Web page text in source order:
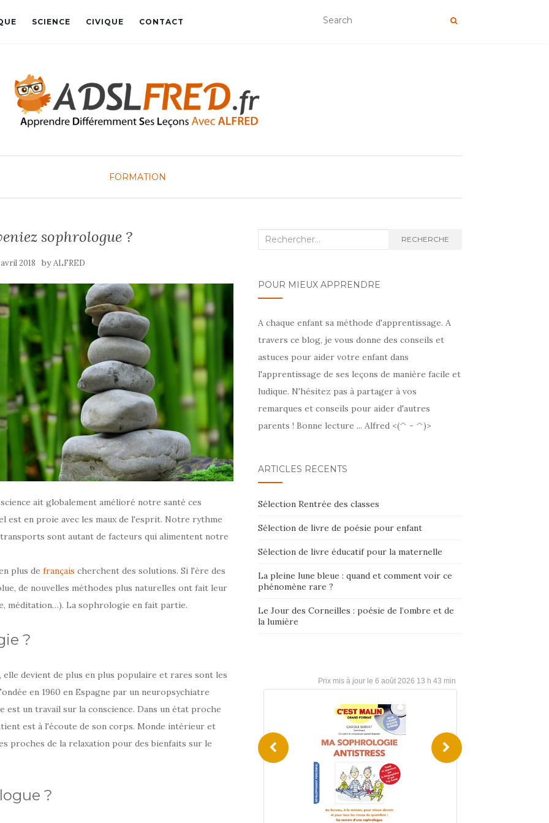
SCIENCE CIVIQUE CONTACT
FORMATION
sophrologue ?
2018 byALFRED
ait globalement amélioré notre santé ces
est en proie avec les maux de l'esprit. Notre rythme
sont autant de facteurs qui alimentent notre
plus de français cherchent des solutions. Si l'ère des
de nouvelles méthodes plus naturelles ont fait leur
méditation…). La sophrologie en fait partie.
?
devient de plus en plus populaire et rares sont les
en 1960 en Espagne par un neuropsychiatre
un travail sur la conscience. Dans un état proche
est à l'écoute de son corps. Monde intérieur et
proches de la relaxation pour des bienfaits sur le
?
Recherche
RECHERCHE
POUR MIEUX APPRENDRE
A chaque enfant sa méthode d'apprentissage. A
travers ce blog, je vous donne des conseils et
astuces pour aider votre enfant dans
l'apprentissage de ses leçons de manière facile et
ludique. N'hésitez pas à partager à vos
remarques et conseils pour aider d'autres
parents ! Bonne lecture ... Alfred <(^ - ^)>
ARTICLES RÉCENTS
Sélection Rentrée des classes
Sélection de livre de poésie pour enfant
Sélection de livre éducatif pour la maternelle
La pleine lune bleue : quand et comment voir ce
phénomène rare ?
Le Jour des Corneilles : poésie de l’ombre et de
la lumière
6 août 2026 13 h 43 min